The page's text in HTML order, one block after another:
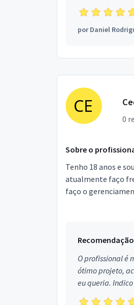
porDaniel
0
Sobre o
Tenho 18 anos e
atualmente faço
faço o
O profissional é
ótimo projeto,
eu queria.